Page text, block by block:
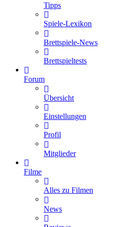
Tipps
Spiele-Lexikon
Brettspiele-News
Brettspieltests
Forum
Übersicht
Einstellungen
Profil
Mitglieder
Filme
Alles zu Filmen
News